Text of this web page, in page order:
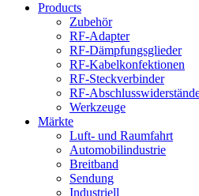
Products
Zubehör
RF-Adapter
RF-Dämpfungsglieder
RF-Kabelkonfektionen
RF-Steckverbinder
RF-
Werkzeuge
Märkte
Luft- und Raumfahrt
Automobilindustrie
Breitband
Sendung
Industriell